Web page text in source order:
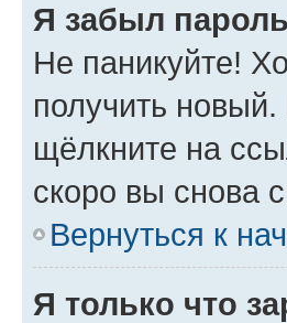
Я забыл
Не паникуйте!
получить
щёлкните на
скоро вы снова
Вернуться к
Я только что